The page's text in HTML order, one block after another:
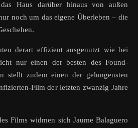
Haus darüber hinaus von außen
noch um das eigene Überleben – die
derart effizient ausgenutzt wie bei
nur einen der besten des Found-
stellt zudem einen der gelungensten
Film der letzten zwanzig Jahre
Films widmen sich Jaume Balaguero